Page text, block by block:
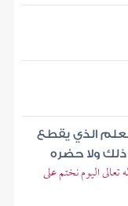
الذي يقطع
ولا حضره
اليوم نختم على